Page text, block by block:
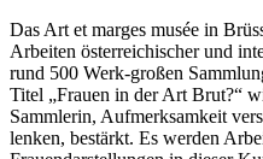
Das Art et marges musée in
Arbeiten österreichischer und
rund 500 Werk-großen
Titel „Frauen in der Art Brut?“
Sammlerin, Aufmerksamkeit
lenken, bestärkt. Es werden